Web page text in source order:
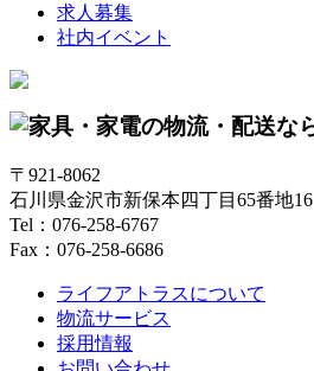
求人募集
社内イベント
〒921-8062
石川県金沢市新保本四丁目65番地16
Tel：076-258-6767
Fax：076-258-6686
ライフアトラスについて
物流サービス
採用情報